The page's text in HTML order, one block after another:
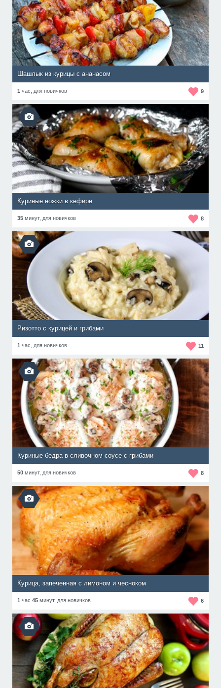
Шашлык из курицы с ананасом
1 час, для новичков 9
Куриные ножки в кефире
35 минут, для новичков 8
Ризотто с курицей и грибами
1 час, для новичков 11
Куриные бедра в сливочном соусе с грибами
50 минут, для новичков 8
Курица, запеченная с лимоном и чесноком
1 час 45 минут, для новичков 6